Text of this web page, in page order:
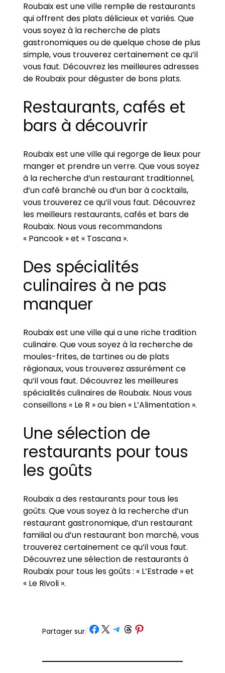
Roubaix est une ville remplie de restaurants
qui offrent des plats délicieux et variés. Que
vous soyez à la recherche de plats
gastronomiques ou de quelque chose de plus
simple, vous trouverez certainement ce qu’il
vous faut. Découvrez les meilleures adresses
de Roubaix pour déguster de bons plats.
Restaurants, cafés et
bars à découvrir
Roubaix est une ville qui regorge de lieux pour
manger et prendre un verre. Que vous soyez
à la recherche d’un restaurant traditionnel,
d’un café branché ou d’un bar à cocktails,
vous trouverez ce qu’il vous faut. Découvrez
les meilleurs restaurants, cafés et bars de
Roubaix. Nous vous recommandons
« Pancook » et « Toscana ».
Des spécialités
culinaires à ne pas
manquer
Roubaix est une ville qui a une riche tradition
culinaire. Que vous soyez à la recherche de
moules-frites, de tartines ou de plats
régionaux, vous trouverez assurément ce
qu’il vous faut. Découvrez les meilleures
spécialités culinaires de Roubaix. Nous vous
conseillons « Le R » ou bien « L’Alimentation ».
Une sélection de
restaurants pour tous
les goûts
Roubaix a des restaurants pour tous les
goûts. Que vous soyez à la recherche d’un
restaurant gastronomique, d’un restaurant
familial ou d’un restaurant bon marché, vous
trouverez certainement ce qu’il vous faut.
Découvrez une sélection de restaurants à
Roubaix pour tous les goûts : « L’Estrade » et
« Le Rivoli ».
Partager sur/ Partager sur Facebook
Partager sur X Partager sur Telegram
Partager sur Threads
Partager sur Pinterest